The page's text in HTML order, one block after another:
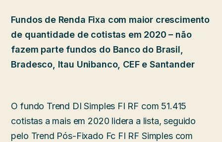
Fundos de Renda Fixa com maior crescimento
de quantidade de cotistas em 2020 – não
fazem parte fundos do Banco do Brasil,
Bradesco, Itau Unibanco, CEF e Santander
O fundo Trend DI Simples FI RF com 51.415
cotistas a mais em 2020 lidera a lista, seguido
pelo Trend Pós-Fixado Fc FI RF Simples com